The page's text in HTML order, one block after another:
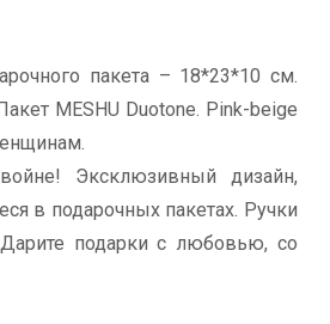
пакета – 18*23*10 см.
MESHU Duotone. Pink-beige
Эксклюзивный дизайн,
в подарочных пакетах. Ручки
подарки с любовью, со